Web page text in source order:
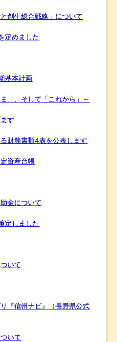
創生総合戦略」について
定めました
基本計画
」、そして「これから」～
す
財務書類4表を公表します
資産台帳
金について
定しました
いて
『信州ナビ』（長野県公式
いて